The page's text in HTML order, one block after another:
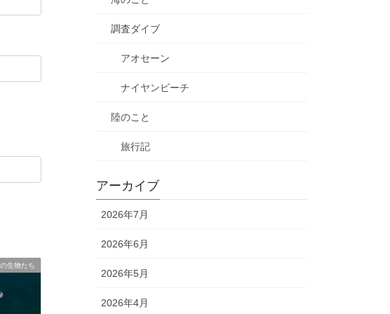
生物たち
調査ダイブ
アオセーン
ナイヤンビーチ
陸のこと
旅行記
アーカイブ
2026年7月
2026年6月
2026年5月
2026年4月